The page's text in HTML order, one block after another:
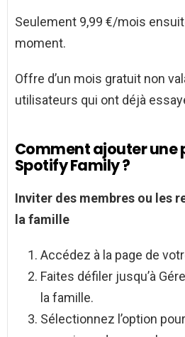
Seulement 9,99 €/mois
moment.
Offre d’un mois gratuit non
utilisateurs qui ont déjà
Comment ajouter une
Spotify Family ?
Inviter des membres ou les
la famille
Accédez à la page de
Faites défiler jusqu’à
la famille.
Sélectionnez l’option pour